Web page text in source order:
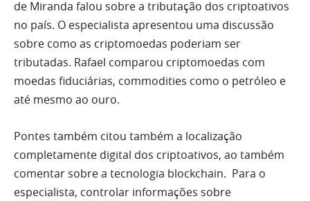
de Miranda falou sobre a tributação dos criptoativos
no país. O especialista apresentou uma discussão
sobre como as criptomoedas poderiam ser
tributadas. Rafael comparou criptomoedas com
moedas fiduciárias, commodities como o petróleo e
até mesmo ao ouro.
Pontes também citou também a localização
completamente digital dos criptoativos, ao também
comentar sobre a tecnologia blockchain. Para o
especialista, controlar informações sobre